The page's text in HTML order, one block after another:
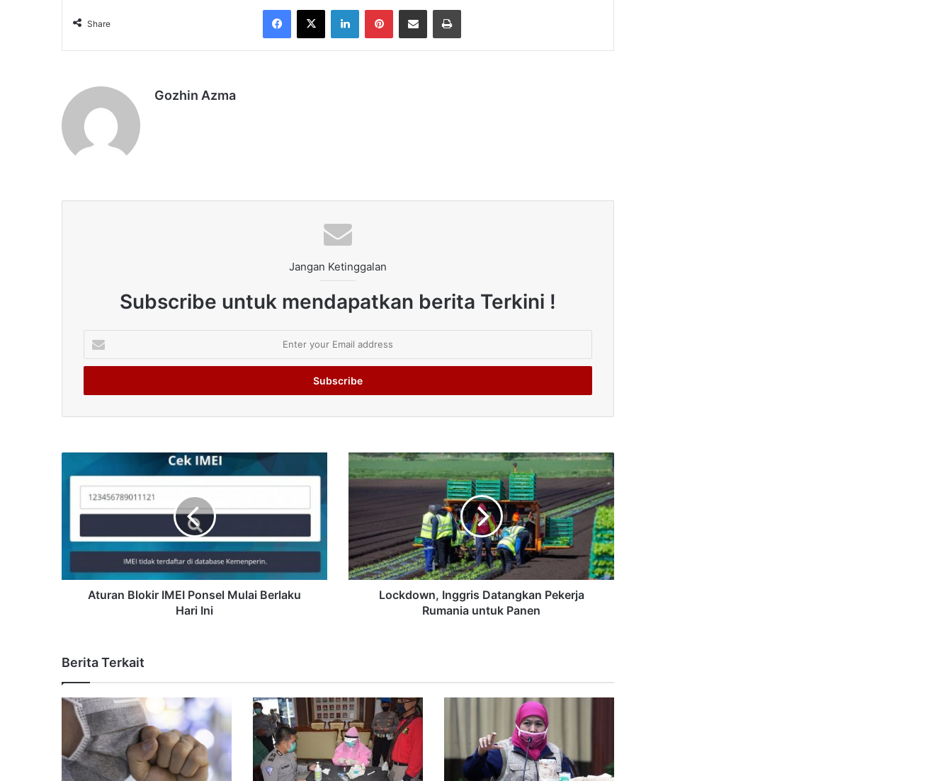
Share
Facebook
X LinkedInPinterestShare via Email Print
Gozhin Azma
Jangan Ketinggalan
Subscribe untuk mendapatkan berita Terkini !
your
Email
Aturan Blokir IMEI Ponsel Mulai Berlaku
Hari Ini
Lockdown, Inggris Datangkan Pekerja
Rumania untuk Panen
Berita Terkait